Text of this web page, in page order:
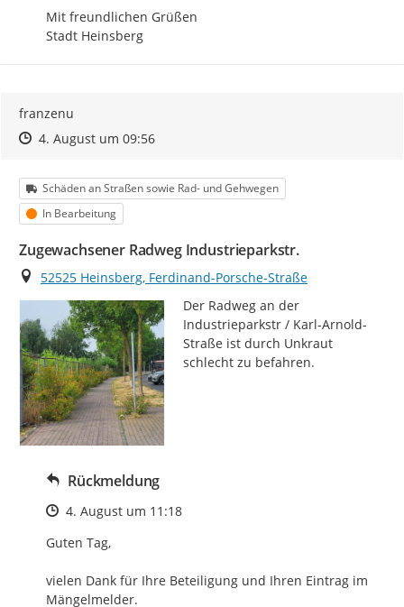
Mit freundlichen Grüßen
Stadt Heinsberg
franzenu
Zeitpunkt des Erstellens
Zeitpunkt des Erstellens
4. August um 09:56Zur Äußerung
Kategorie
Schäden an Straßen sowie Rad- und Gehwegen
Status
In Bearbeitung
Zugewachsener Radweg Industrieparkstr.
Ort
52525 Heinsberg, Ferdinand-Porsche-Straße
Der Radweg an der
Industrieparkstr / Karl-Arnold-
Straße ist durch Unkraut
schlecht zu befahren.
Rückmeldung
Zeitpunkt des Erstellens
4. August um 11:18
Guten Tag,
vielen Dank für Ihre Beteiligung und Ihren Eintrag im
Mängelmelder.